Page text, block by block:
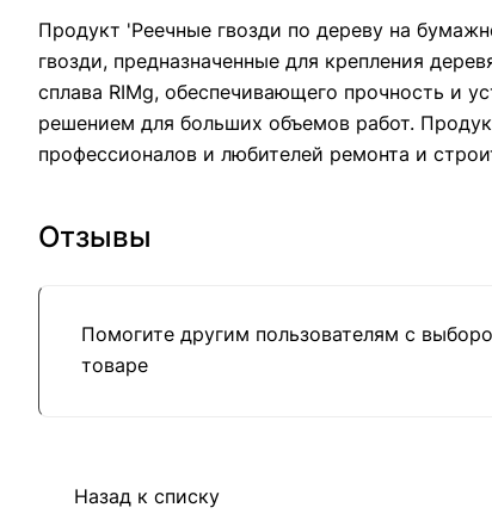
Продукт 'Реечные гвозди по дереву на
гвозди, предназначенные для крепления
сплава RIMg, обеспечивающего прочность и
решением для больших объемов работ.
профессионалов и любителей ремонта и
Отзывы
Помогите другим пользователям с
товаре
Назад к списку